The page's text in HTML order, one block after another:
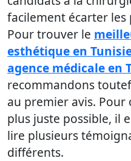
facilement écarter
Pour trouver le
esthétique en
agence médicale en
recommandons
au premier avis.
plus juste possible, il
lire plusieurs
différents.